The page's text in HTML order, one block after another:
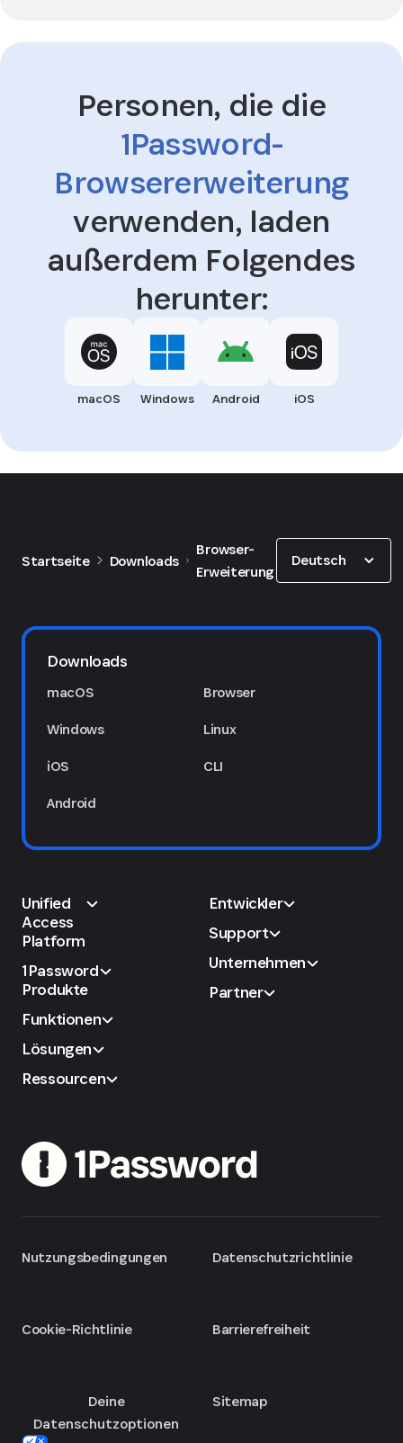
Personen, die die
1Password-
Browsererweiterung
verwenden, laden
außerdem Folgendes
herunter:
macOS Windows Android iOS
Startseite Downloads
Browser-
Erweiterung
Deutsch
Downloads
macOS
Windows
iOS
Android
Browser
Linux
CLI
Unified
Access
Platform
1Password
Produkte
Funktionen
Lösungen
Ressourcen
Entwickler
Support
Unternehmen
Partner
Nutzungsbedingungen
Cookie-Richtlinie
Deine
Datenschutzoptionen
Datenschutzrichtlinie
Barrierefreiheit
Sitemap